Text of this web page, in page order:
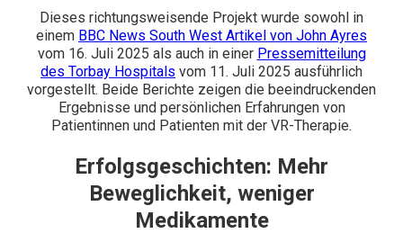
Dieses richtungsweisende Projekt wurde sowohl in
einem BBC News South West Artikel von John Ayres
vom 16. Juli 2025 als auch in einer Pressemitteilung
des Torbay Hospitals vom 11. Juli 2025 ausführlich
vorgestellt. Beide Berichte zeigen die beeindruckenden
Ergebnisse und persönlichen Erfahrungen von
Patientinnen und Patienten mit der VR-Therapie.
Erfolgsgeschichten: Mehr
Beweglichkeit, weniger
Medikamente